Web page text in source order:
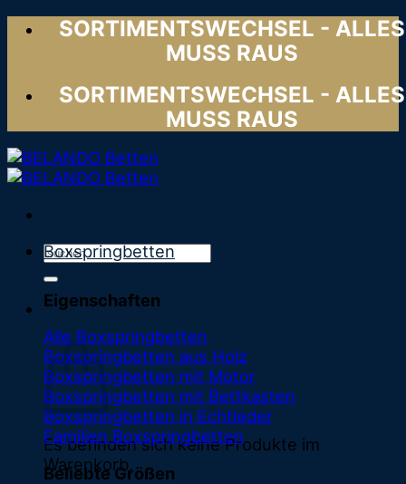
Zum
SORTIMENTSWECHSEL - ALLES
MUSS RAUS
SORTIMENTSWECHSEL - ALLES
MUSS RAUS
Suchen
0,00€
Warenkorb
Es befinden sich keine Produkte im
Warenkorb.
Boxspringbetten
Eigenschaften
Alle Boxspringbetten
Boxspringbetten aus Holz
Boxspringbetten mit Motor
Boxspringbetten mit Bettkasten
Boxspringbetten in Echtleder
Familien Boxspringbetten
Beliebte Größen